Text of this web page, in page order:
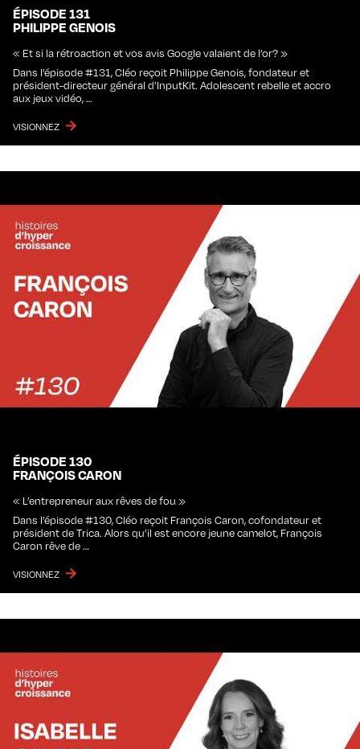
ÉPISODE 131
PHILIPPE GENOIS
« Et si la rétroaction et vos avis Google valaient de l’or? »
Dans l’épisode #131, Cléo reçoit Philippe Genois, fondateur et
président-directeur général d’InputKit. Adolescent rebelle et accro
aux jeux vidéo, …
VISIONNEZ
ÉPISODE 130
FRANÇOIS CARON
« L’entrepreneur aux rêves de fou »
Dans l’épisode #130, Cléo reçoit François Caron, cofondateur et
président de Trica. Alors qu’il est encore jeune camelot, François
Caron rêve de …
VISIONNEZ